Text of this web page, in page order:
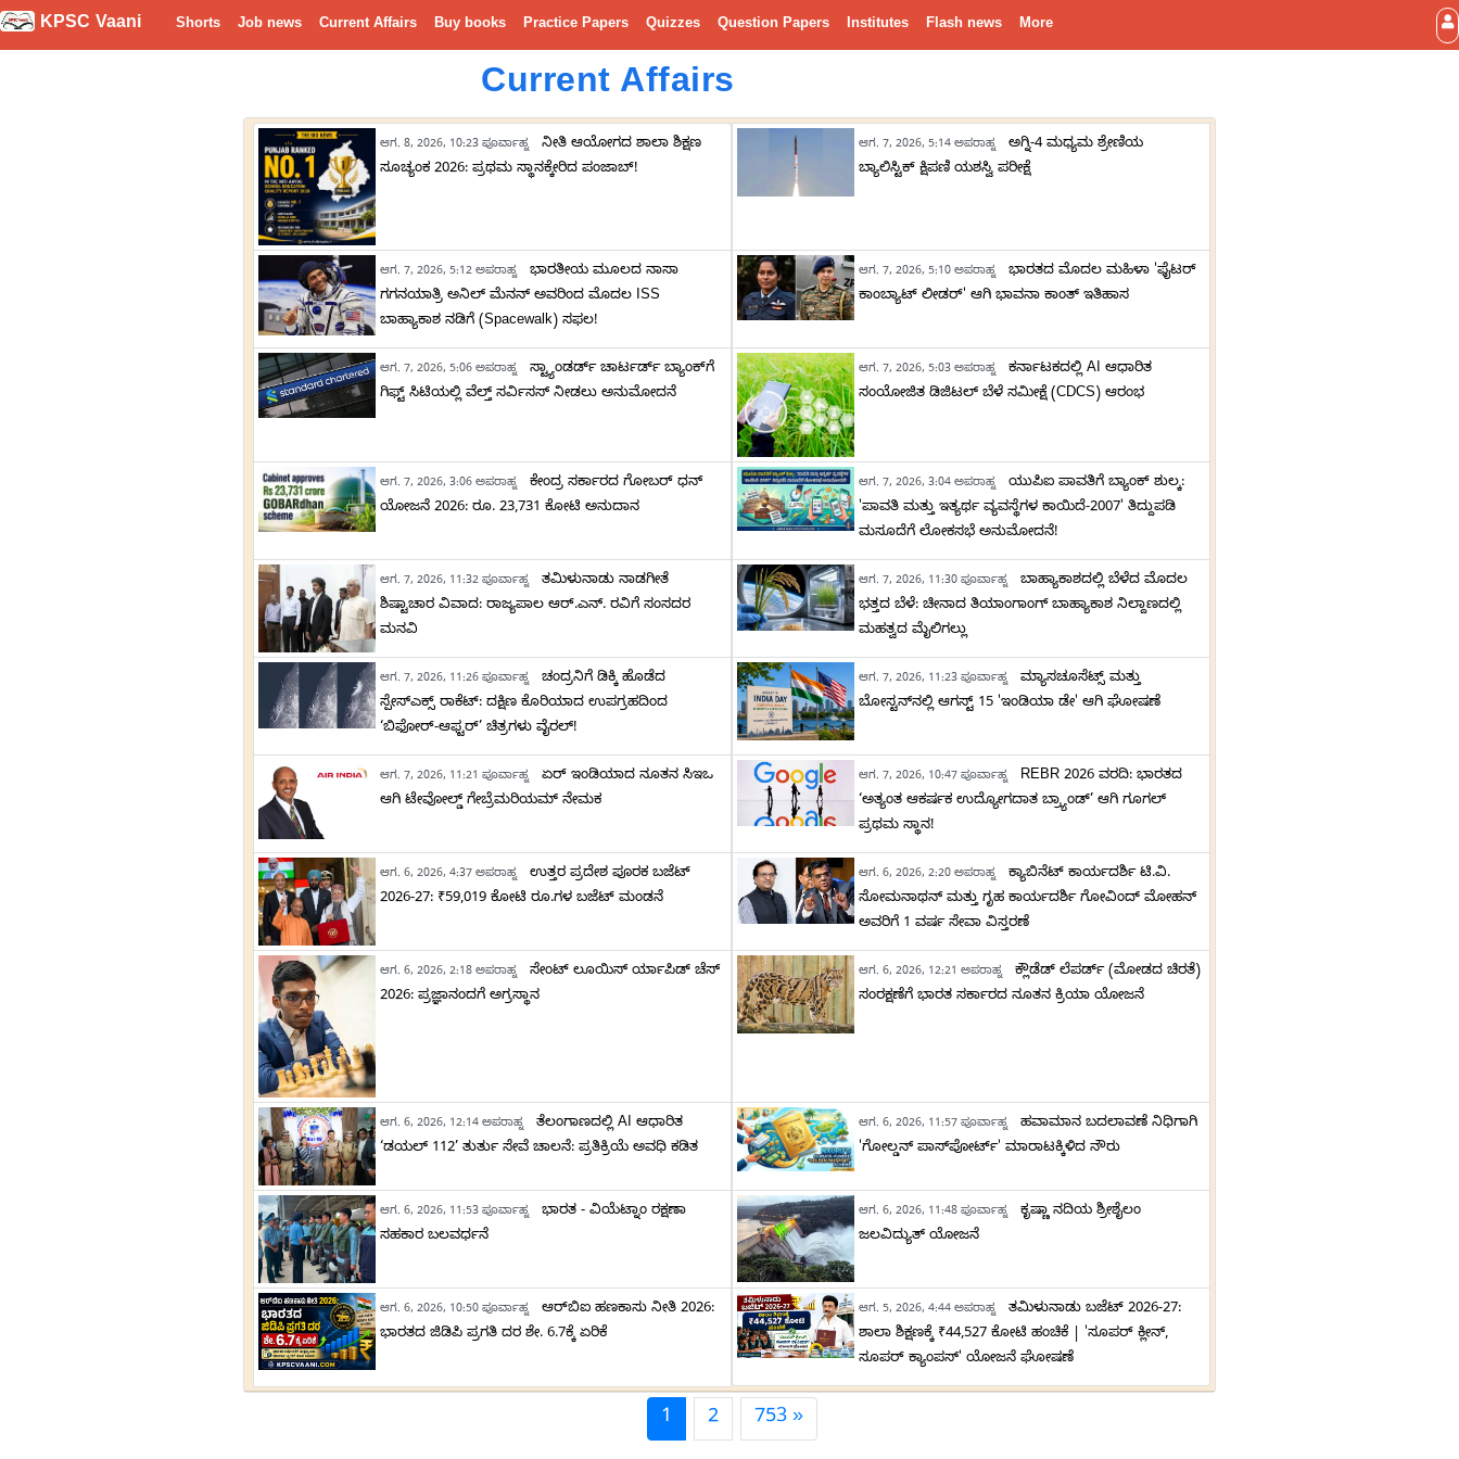
KPSC Vaani Shorts Job news Current Affairs Buy books Practice Papers Quizzes Question Papers Institutes Flash news More
Current Affairs
ಆಗ. 8, 2026, 10:23 ಪೂರ್ವಾಹ್ನ
ನೀತಿ ಆಯೋಗದ ಶಾಲಾ ಶಿಕ್ಷಣ
ಸೂಚ್ಯಂಕ 2026: ಪ್ರಥಮ ಸ್ಥಾನಕ್ಕೇರಿದ ಪಂಜಾಬ್!
ಆಗ. 7, 2026, 5:14 ಅಪರಾಹ್ನ
ಅಗ್ನಿ-4 ಮಧ್ಯಮ ಶ್ರೇಣಿಯ
ಬ್ಯಾಲಿಸ್ಟಿಕ್ ಕ್ಷಿಪಣಿ ಯಶಸ್ವಿ ಪರೀಕ್ಷೆ
ಆಗ. 7, 2026, 5:12 ಅಪರಾಹ್ನ
ಭಾರತೀಯ ಮೂಲದ ನಾಸಾ
ಗಗನಯಾತ್ರಿ ಅನಿಲ್ ಮೆನನ್ ಅವರಿಂದ ಮೊದಲ ISS
ಬಾಹ್ಯಾಕಾಶ ನಡಿಗೆ (Spacewalk) ಸಫಲ!
ಆಗ. 7, 2026, 5:10 ಅಪರಾಹ್ನ
ಭಾರತದ ಮೊದಲ ಮಹಿಳಾ 'ಫೈಟರ್
ಕಾಂಬ್ಯಾಟ್ ಲೀಡರ್' ಆಗಿ ಭಾವನಾ ಕಾಂತ್ ಇತಿಹಾಸ
ಆಗ. 7, 2026, 5:06 ಅಪರಾಹ್ನ
ಸ್ಟ್ಯಾಂಡರ್ಡ್ ಚಾರ್ಟರ್ಡ್ ಬ್ಯಾಂಕ್‌ಗೆ
ಗಿಫ್ಟ್ ಸಿಟಿಯಲ್ಲಿ ವೆಲ್ತ್ ಸರ್ವಿಸಸ್ ನೀಡಲು ಅನುಮೋದನೆ
ಆಗ. 7, 2026, 5:03 ಅಪರಾಹ್ನ
ಕರ್ನಾಟಕದಲ್ಲಿ AI ಆಧಾರಿತ
ಸಂಯೋಜಿತ ಡಿಜಿಟಲ್ ಬೆಳೆ ಸಮೀಕ್ಷೆ (CDCS) ಆರಂಭ
ಆಗ. 7, 2026, 3:06 ಅಪರಾಹ್ನ
ಕೇಂದ್ರ ಸರ್ಕಾರದ ಗೋಬರ್ ಧನ್
ಯೋಜನೆ 2026: ರೂ. 23,731 ಕೋಟಿ ಅನುದಾನ
ಆಗ. 7, 2026, 3:04 ಅಪರಾಹ್ನ
ಯುಪಿಐ ಪಾವತಿಗೆ ಬ್ಯಾಂಕ್ ಶುಲ್ಕ:
'ಪಾವತಿ ಮತ್ತು ಇತ್ಯರ್ಥ ವ್ಯವಸ್ಥೆಗಳ ಕಾಯಿದೆ-2007' ತಿದ್ದುಪಡಿ
ಮಸೂದೆಗೆ ಲೋಕಸಭೆ ಅನುಮೋದನೆ!
ಆಗ. 7, 2026, 11:32 ಪೂರ್ವಾಹ್ನ
ತಮಿಳುನಾಡು ನಾಡಗೀತೆ
ಶಿಷ್ಟಾಚಾರ ವಿವಾದ: ರಾಜ್ಯಪಾಲ ಆರ್.ಎನ್. ರವಿಗೆ ಸಂಸದರ
ಮನವಿ
ಆಗ. 7, 2026, 11:30 ಪೂರ್ವಾಹ್ನ
ಬಾಹ್ಯಾಕಾಶದಲ್ಲಿ ಬೆಳೆದ ಮೊದಲ
ಭತ್ತದ ಬೆಳೆ: ಚೀನಾದ ತಿಯಾಂಗಾಂಗ್ ಬಾಹ್ಯಾಕಾಶ ನಿಲ್ದಾಣದಲ್ಲಿ
ಮಹತ್ವದ ಮೈಲಿಗಲ್ಲು
ಆಗ. 7, 2026, 11:26 ಪೂರ್ವಾಹ್ನ
ಚಂದ್ರನಿಗೆ ಡಿಕ್ಕಿ ಹೊಡೆದ
ಸ್ಪೇಸ್‌ಎಕ್ಸ್ ರಾಕೆಟ್: ದಕ್ಷಿಣ ಕೊರಿಯಾದ ಉಪಗ್ರಹದಿಂದ
‘ಬಿಫೋರ್-ಆಫ್ಟರ್’ ಚಿತ್ರಗಳು ವೈರಲ್!
ಆಗ. 7, 2026, 11:23 ಪೂರ್ವಾಹ್ನ
ಮ್ಯಾಸಚೂಸೆಟ್ಸ್ ಮತ್ತು
ಬೋಸ್ಟನ್‌ನಲ್ಲಿ ಆಗಸ್ಟ್ 15 'ಇಂಡಿಯಾ ಡೇ' ಆಗಿ ಘೋಷಣೆ
ಆಗ. 7, 2026, 11:21 ಪೂರ್ವಾಹ್ನ
ಏರ್ ಇಂಡಿಯಾದ ನೂತನ ಸಿಇಒ
ಆಗಿ ಟೇವೋಲ್ಡ್ ಗೇಬ್ರೆಮರಿಯಮ್ ನೇಮಕ
ಆಗ. 7, 2026, 10:47 ಪೂರ್ವಾಹ್ನ
REBR 2026 ವರದಿ: ಭಾರತದ
‘ಅತ್ಯಂತ ಆಕರ್ಷಕ ಉದ್ಯೋಗದಾತ ಬ್ರ್ಯಾಂಡ್’ ಆಗಿ ಗೂಗಲ್
ಪ್ರಥಮ ಸ್ಥಾನ!
ಆಗ. 6, 2026, 4:37 ಅಪರಾಹ್ನ
ಉತ್ತರ ಪ್ರದೇಶ ಪೂರಕ ಬಜೆಟ್
2026-27: ₹59,019 ಕೋಟಿ ರೂ.ಗಳ ಬಜೆಟ್ ಮಂಡನೆ
ಆಗ. 6, 2026, 2:20 ಅಪರಾಹ್ನ
ಕ್ಯಾಬಿನೆಟ್ ಕಾರ್ಯದರ್ಶಿ ಟಿ.ವಿ.
ಸೋಮನಾಥನ್ ಮತ್ತು ಗೃಹ ಕಾರ್ಯದರ್ಶಿ ಗೋವಿಂದ್ ಮೋಹನ್
ಅವರಿಗೆ 1 ವರ್ಷ ಸೇವಾ ವಿಸ್ತರಣೆ
ಆಗ. 6, 2026, 2:18 ಅಪರಾಹ್ನ
ಸೇಂಟ್ ಲೂಯಿಸ್ ರ್ಯಾಪಿಡ್ ಚೆಸ್
2026: ಪ್ರಜ್ಞಾನಂದಗೆ ಅಗ್ರಸ್ಥಾನ
ಆಗ. 6, 2026, 12:21 ಅಪರಾಹ್ನ
ಕ್ಲೌಡೆಡ್ ಲೆಪರ್ಡ್ (ಮೋಡದ ಚಿರತೆ)
ಸಂರಕ್ಷಣೆಗೆ ಭಾರತ ಸರ್ಕಾರದ ನೂತನ ಕ್ರಿಯಾ ಯೋಜನೆ
ಆಗ. 6, 2026, 12:14 ಅಪರಾಹ್ನ
ತೆಲಂಗಾಣದಲ್ಲಿ AI ಆಧಾರಿತ
‘ಡಯಲ್ 112’ ತುರ್ತು ಸೇವೆ ಚಾಲನೆ: ಪ್ರತಿಕ್ರಿಯೆ ಅವಧಿ ಕಡಿತ
ಆಗ. 6, 2026, 11:57 ಪೂರ್ವಾಹ್ನ
ಹವಾಮಾನ ಬದಲಾವಣೆ ನಿಧಿಗಾಗಿ
'ಗೋಲ್ಡನ್ ಪಾಸ್‌ಪೋರ್ಟ್' ಮಾರಾಟಕ್ಕಿಳಿದ ನೌರು
ಆಗ. 6, 2026, 11:53 ಪೂರ್ವಾಹ್ನ
ಭಾರತ - ವಿಯೆಟ್ನಾಂ ರಕ್ಷಣಾ
ಸಹಕಾರ ಬಲವರ್ಧನೆ
ಆಗ. 6, 2026, 11:48 ಪೂರ್ವಾಹ್ನ
ಕೃಷ್ಣಾ ನದಿಯ ಶ್ರೀಶೈಲಂ
ಜಲವಿದ್ಯುತ್ ಯೋಜನೆ
ಆಗ. 6, 2026, 10:50 ಪೂರ್ವಾಹ್ನ
ಆರ್‌ಬಿಐ ಹಣಕಾಸು ನೀತಿ 2026:
ಭಾರತದ ಜಿಡಿಪಿ ಪ್ರಗತಿ ದರ ಶೇ. 6.7ಕ್ಕೆ ಏರಿಕೆ
ಆಗ. 5, 2026, 4:44 ಅಪರಾಹ್ನ
ತಮಿಳುನಾಡು ಬಜೆಟ್ 2026-27:
ಶಾಲಾ ಶಿಕ್ಷಣಕ್ಕೆ ₹44,527 ಕೋಟಿ ಹಂಚಿಕೆ | 'ಸೂಪರ್ ಕ್ಲೀನ್,
ಸೂಪರ್ ಕ್ಯಾಂಪಸ್' ಯೋಜನೆ ಘೋಷಣೆ
1 2 753 »